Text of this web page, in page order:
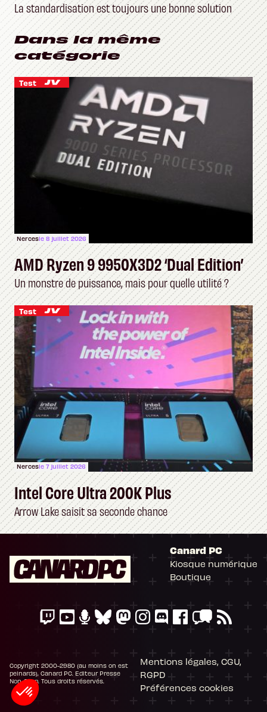
La standardisation est toujours une bonne solution
Dans la même
catégorie
Test
Nercesle 8 juillet 2026
AMD Ryzen 9 9950X3D2 ‘Dual Edition’
Un monstre de puissance, mais pour quelle utilité ?
Test
Nercesle 7 juillet 2026
Intel Core Ultra 200K Plus
Arrow Lake saisit sa seconde chance
Canard PC
Kiosque numérique
Boutique
Copyright 2000-2980 (au moins on est
peinards), Canard PC. Editeur Presse
Non-Stop. Tous droits réservés.
Mentions légales, CGU,
RGPD
Préférences cookies